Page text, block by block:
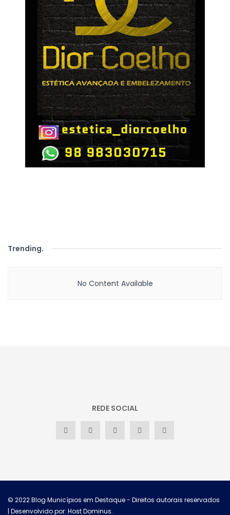
Trending.
No Content Available
REDE SOCIAL
© 2022Blog Municípios em Destaque- Direitos autorais reservados
| Desenvolvido por: Host Dominus.